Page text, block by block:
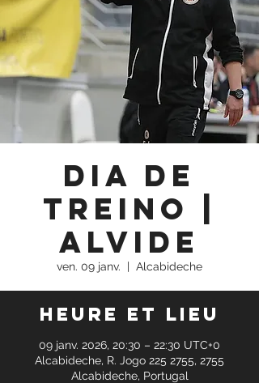
Dia de
Treino |
Alvide
ven. 09 janv.
  |
Alcabideche
Heure et lieu
09 janv. 2026, 20:30 – 22:30 UTC+0
Alcabideche, R. Jogo 225 2755, 2755
Alcabideche, Portugal